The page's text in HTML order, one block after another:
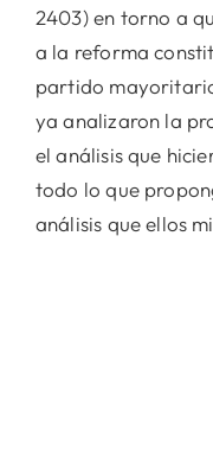
2403) en torno a
a la reforma
partido
ya analizaron la
el análisis que
todo lo que
análisis que ellos